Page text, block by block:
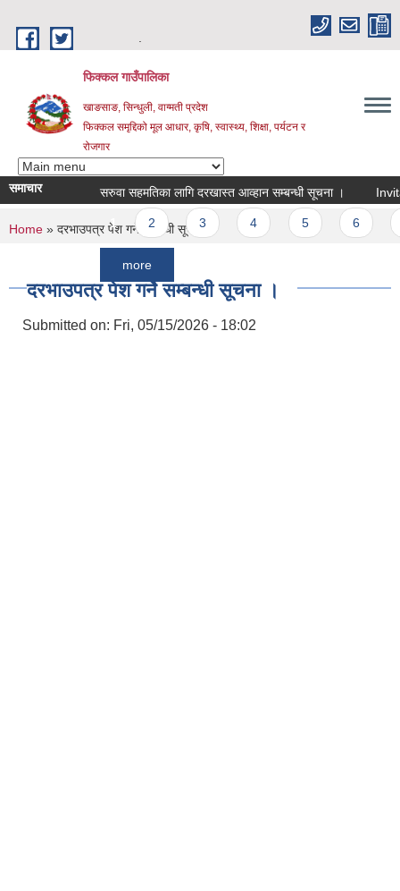
फिक्कल गाउँपालिका
खाङसाङ, सिन्धुली, वाग्मती प्रदेश
फिक्कल समृद्दिको मूल आधार, कृषि, स्वास्थ्य, शिक्षा, पर्यटन र
रोजगार
समाचार सरुवा सहमतिका लागि दरखास्त आव्हान सम्बन्धी सूचना । Invitation
Pages
1 2
You are here
Home » दरभाउपत्र पेश गर्ने सम्बन्धी सूचना ।
दरभाउपत्र पेश गर्ने सम्बन्धी सूचना ।
Submitted on: Fri, 05/15/2026 - 18:02